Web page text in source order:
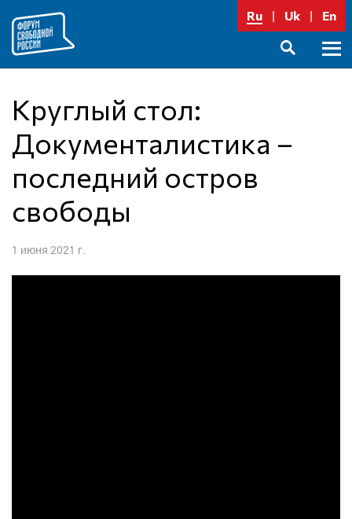
содержимому
Ru Uk En
Круглый стол:
Документалистика –
последний остров
свободы
1 июня 2021 г.